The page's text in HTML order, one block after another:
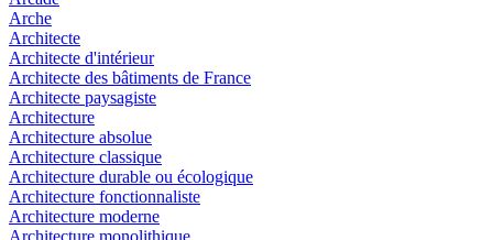
Arche
Architecte
Architecte d'intérieur
Architecte des bâtiments de France
Architecte paysagiste
Architecture
Architecture absolue
Architecture classique
Architecture durable ou écologique
Architecture fonctionnaliste
Architecture moderne